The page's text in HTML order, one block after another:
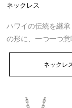
ネックレス
ハワイの伝統を継
の形に、一つ一つ意
ネックレ